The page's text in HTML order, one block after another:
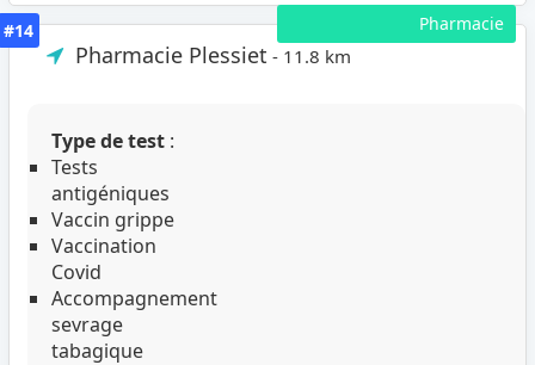
Pharmacie
#14
Pharmacie Plessiet - 11.8 km
Type de test :
Tests
antigéniques
Vaccin grippe
Vaccination
Covid
Accompagnement
sevrage
tabagique